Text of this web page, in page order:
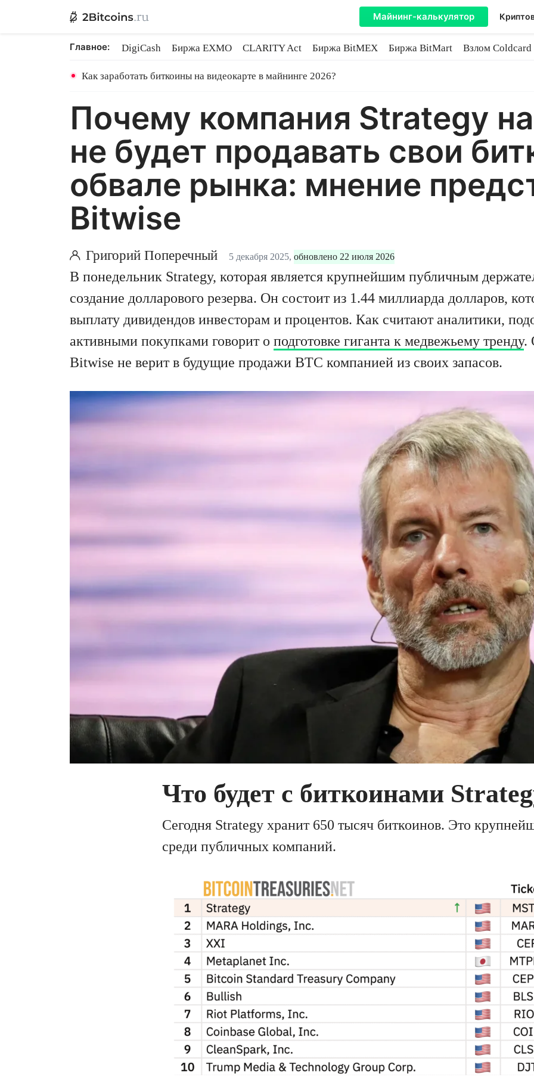
Майнинг-калькулятор
Главное: DigiCash Биржа EXMO CLARITY Act Биржа BitMEX Биржа BitMart
Взлом Coldcard
Как заработать биткоины на видеокарте в майнинге 2026?
Почему компания Strategy
не будет продавать свои
обвале рынка: мнение
Bitwise
Григорий Поперечный 5 декабря 2025, обновлено 22 июля 2026
В понедельник Strategy, которая является крупнейшим публичным
создание долларового резерва. Он состоит из 1.44 миллиарда долларов,
выплату дивидендов инвесторам и процентов. Как считают аналитики,
активными покупками говорит о подготовке гиганта к медвежьему тренду.
Bitwise не верит в будущие продажи BTC компанией из своих запасов.
Что будет с биткоинами
Сегодня Strategy хранит 650 тысяч биткоинов. Это
среди публичных компаний.